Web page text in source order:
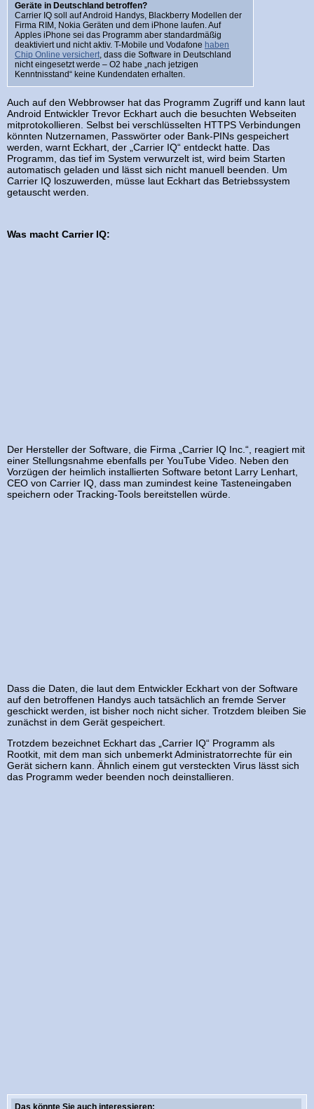
Geräte in Deutschland betroffen?
Carrier IQ soll auf Android Handys, Blackberry Modellen der
Firma RIM, Nokia Geräten und dem iPhone laufen. Auf
Apples iPhone sei das Programm aber standardmäßig
deaktiviert und nicht aktiv. T-Mobile und Vodafone haben
Chip Online versichert, dass die Software in Deutschland
nicht eingesetzt werde – O2 habe „nach jetzigen
Kenntnisstand“ keine Kundendaten erhalten.
Auch auf den Webbrowser hat das Programm Zugriff und kann laut
Android Entwickler Trevor Eckhart auch die besuchten Webseiten
mitprotokollieren. Selbst bei verschlüsselten HTTPS Verbindungen
könnten Nutzernamen, Passwörter oder Bank-PINs gespeichert
werden, warnt Eckhart, der „Carrier IQ“ entdeckt hatte. Das
Programm, das tief im System verwurzelt ist, wird beim Starten
automatisch geladen und lässt sich nicht manuell beenden. Um
Carrier IQ loszuwerden, müsse laut Eckhart das Betriebssystem
getauscht werden.
Was macht Carrier IQ:
Der Hersteller der Software, die Firma „Carrier IQ Inc.“, reagiert mit
einer Stellungsnahme ebenfalls per YouTube Video. Neben den
Vorzügen der heimlich installierten Software betont Larry Lenhart,
CEO von Carrier IQ, dass man zumindest keine Tasteneingaben
speichern oder Tracking-Tools bereitstellen würde.
Dass die Daten, die laut dem Entwickler Eckhart von der Software
auf den betroffenen Handys auch tatsächlich an fremde Server
geschickt werden, ist bisher noch nicht sicher. Trotzdem bleiben Sie
zunächst in dem Gerät gespeichert.
Trotzdem bezeichnet Eckhart das „Carrier IQ“ Programm als
Rootkit, mit dem man sich unbemerkt Administratorrechte für ein
Gerät sichern kann. Ähnlich einem gut versteckten Virus lässt sich
das Programm weder beenden noch deinstallieren.
Das könnte Sie auch interessieren: